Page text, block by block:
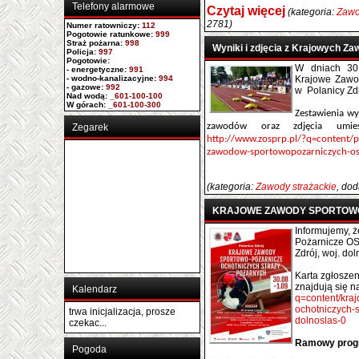
Telefony alarmowe
Numer ratowniczy: 112
Pogotowie ratunkowe: 999
Straż pożarna: 998
Policja: 997
Pogotowie:
- energetyczne: 991
- wodno-kanalizacyjne: 994
- gazowe: 992
Nad wodą: _601-100-100
W górach: _601-100-300
Zegarek
Kalendarz
trwa inicjalizacja, prosze
czekac...
Pogoda
Czytaj więcej (kategoria:
2781)
Wyniki i zdjęcia z Krajowych
W dniach
Krajowe
w Polanicy
Zestawienia
zawodów oraz zdjęcia
http://www.zosprp.pl/?q=content/
zawodow-sportowopozarniczych-
(kategoria:Zawody strażackie,
KRAJOWE ZAWODY
Informujemy,
Pożarnicze
Zdrój, woj.
Karta
znajdują się
q=content/
ochotniczych-
dolnoslas-0
Ramowy